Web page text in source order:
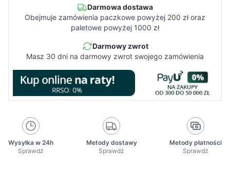
Darmowa dostawa
Obejmuje zamówienia paczkowe powyżej 200 zł oraz
paletowe powyżej 1000 zł
Darmowy zwrot
Masz 30 dni na darmowy zwrot swojego zamówienia
Wysyłka w 24h
Sprawdź
Metody dostawy
Sprawdź
Metody płatności
Sprawdź